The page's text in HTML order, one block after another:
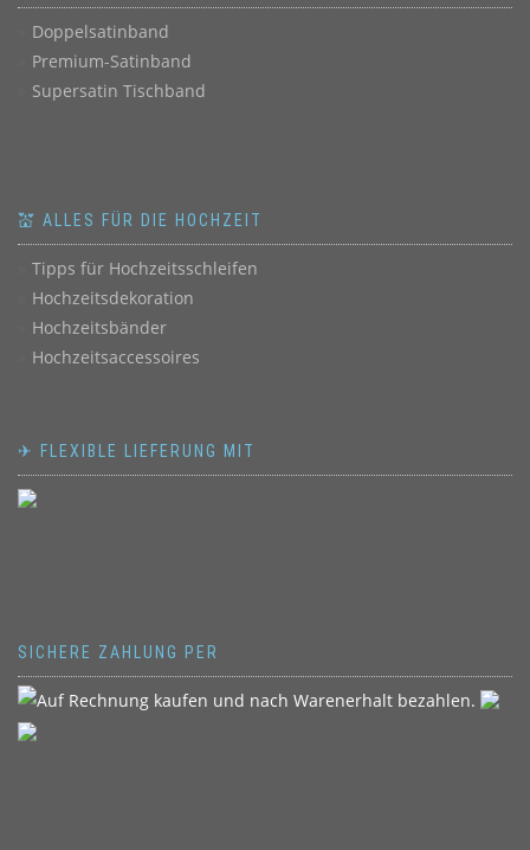
Doppelsatinband
Premium-Satinband
Supersatin Tischband
💒 ALLES FÜR DIE HOCHZEIT
Tipps für Hochzeitsschleifen
Hochzeitsdekoration
Hochzeitsbänder
Hochzeitsaccessoires
✈ FLEXIBLE LIEFERUNG MIT
SICHERE ZAHLUNG PER